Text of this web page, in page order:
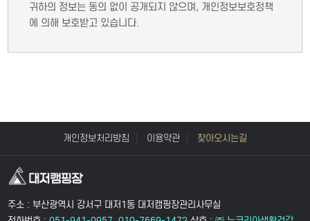
귀하의 정보는 동의 없이 공개되지 않으며, 개인정보보호정책
에 의해 보호받고 있습니다.
개인정보처리방침 이용약관 찾아오시는길
주소 : 부산광역시 강서구 대저1동 대저캠핑장관리사무실